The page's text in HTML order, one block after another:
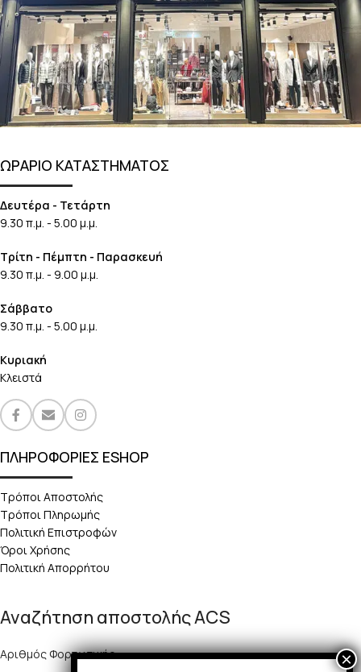
ΩΡΑΡΙΟ ΚΑΤΑΣΤΗΜΑΤΟΣ
Δευτέρα - Τετάρτη
9.30 π.μ. - 5.00 μ.μ.
Τρίτη - Πέμπτη - Παρασκευή
9.30 π.μ. - 9.00 μ.μ.
Σάββατο
9.30 π.μ. - 5.00 μ.μ.
Κυριακή
Κλειστά
ΠΛΗΡΟΦΟΡΙΕΣ ESHOP
Τρόποι Αποστολής
Τρόποι Πληρωμής
Πολιτική Επιστροφών
Όροι Χρήσης
Πολιτική Απορρήτου
Αναζήτηση αποστολής ACS
Αριθμός Φορτωτικής: